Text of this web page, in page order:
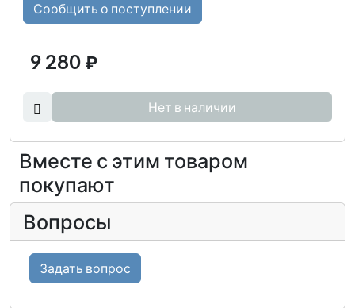
Сообщить о поступлении
9 280 ₽
Нет в наличии
Вместе с этим товаром
покупают
Вопросы
Задать вопрос